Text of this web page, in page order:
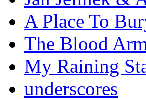
A Place To
The Blood
My Raining
underscores